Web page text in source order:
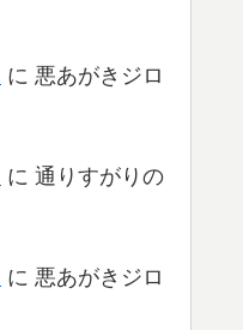
に 悪あがきジロ
に 通りすがりの
に 悪あがきジロ